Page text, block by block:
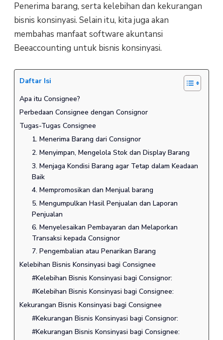
Penerima barang, serta kelebihan dan kekurangan
bisnis konsinyasi. Selain itu, kita juga akan
membahas manfaat software akuntansi
Beeaccounting untuk bisnis konsinyasi.
Daftar Isi
Apa itu Consignee?
Perbedaan Consignee dengan Consignor
Tugas-Tugas Consignee
1. Menerima Barang dari Consignor
2. Menyimpan, Mengelola Stok dan Display Barang
3. Menjaga Kondisi Barang agar Tetap dalam Keadaan
Baik
4. Mempromosikan dan Menjual barang
5. Mengumpulkan Hasil Penjualan dan Laporan
Penjualan
6. Menyelesaikan Pembayaran dan Melaporkan
Transaksi kepada Consignor
7. Pengembalian atau Penarikan Barang
Kelebihan Bisnis Konsinyasi bagi Consignee
#Kelebihan Bisnis Konsinyasi bagi Consignor:
#Kelebihan Bisnis Konsinyasi bagi Consignee:
Kekurangan Bisnis Konsinyasi bagi Consignee
#Kekurangan Bisnis Konsinyasi bagi Consignor:
#Kekurangan Bisnis Konsinyasi bagi Consignee: